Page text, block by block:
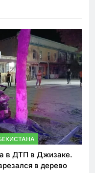
в ДТП в Джизаке.
в дерево